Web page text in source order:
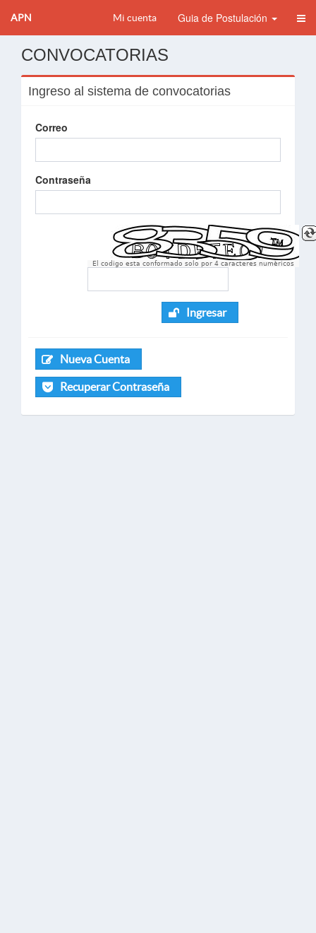
APN Mi cuenta Guia de Postulación
CONVOCATORIAS
Ingreso al sistema de convocatorias
Correo
Contraseña
El codigo esta conformado solo por 4 caracteres numèricos
Ingresar
Nueva Cuenta
Recuperar Contraseña